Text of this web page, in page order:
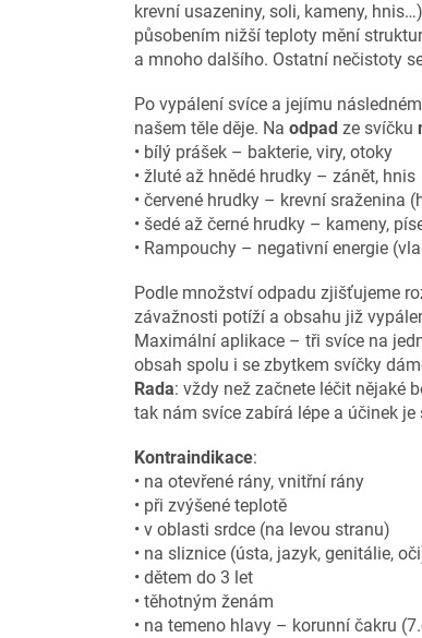
krevní usazeniny, soli, kameny,
působením nižší teploty mění
a mnoho dalšího. Ostatní nečistoty
Po vypálení svíce a jejímu
našem těle děje. Na odpad ze svíčku
• bílý prášek – bakterie, viry, otoky
• žluté až hnědé hrudky – zánět, hnis
• červené hrudky – krevní sraženina
• šedé až černé hrudky – kameny,
• Rampouchy – negativní energie
Podle množství odpadu zjišťujeme
závažnosti potíží a obsahu již
Maximální aplikace – tři svíce na
obsah spolu i se zbytkem svíčky
Rada: vždy než začnete léčit nějaké
tak nám svíce zabírá lépe a účinek
Kontraindikace:
• na otevřené rány, vnitřní rány
• při zvýšené teplotě
• v oblasti srdce (na levou stranu)
• na sliznice (ústa, jazyk, genitálie,
• dětem do 3 let
• těhotným ženám
• na temeno hlavy – korunní čakru